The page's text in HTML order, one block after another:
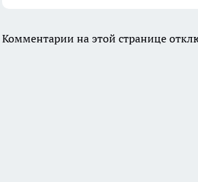
Комментарии на этой странице